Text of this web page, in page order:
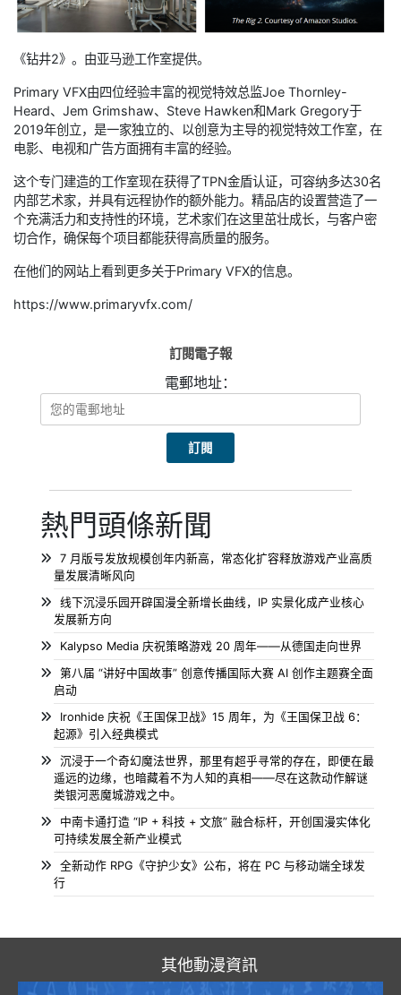
《钻井2》。由亚马逊工作室提供。
Primary VFX由四位经验丰富的视觉特效总监Joe Thornley-
Heard、Jem Grimshaw、Steve Hawken和Mark Gregory于
2019年创立，是一家独立的、以创意为主导的视觉特效工作室，在
电影、电视和广告方面拥有丰富的经验。
这个专门建造的工作室现在获得了TPN金盾认证，可容纳多达30名
内部艺术家，并具有远程协作的额外能力。精品店的设置营造了一
个充满活力和支持性的环境，艺术家们在这里茁壮成长，与客户密
切合作，确保每个项目都能获得高质量的服务。​
在他们的网站上看到更多关于Primary VFX的信息。
https://www.primaryvfx.com/
訂閱電子報
電郵地址：
熱門頭條新聞
7 月版号发放规模创年内新高，常态化扩容释放游戏产业高质
量发展清晰风向
线下沉浸乐园开辟国漫全新增长曲线，IP 实景化成产业核心
发展新方向
Kalypso Media 庆祝策略游戏 20 周年——从德国走向世界
第八届 “讲好中国故事” 创意传播国际大赛 AI 创作主题赛全面
启动
Ironhide 庆祝《王国保卫战》15 周年，为《王国保卫战 6：
起源》引入经典模式
沉浸于一个奇幻魔法世界，那里有超乎寻常的存在，即便在最
遥远的边缘，也暗藏着不为人知的真相——尽在这款动作解谜
类银河恶魔城游戏之中。
中南卡通打造 “IP + 科技 + 文旅” 融合标杆，开创国漫实体化
可持续发展全新产业模式
全新动作 RPG《守护少女》公布，将在 PC 与移动端全球发
行
其他動漫資訊